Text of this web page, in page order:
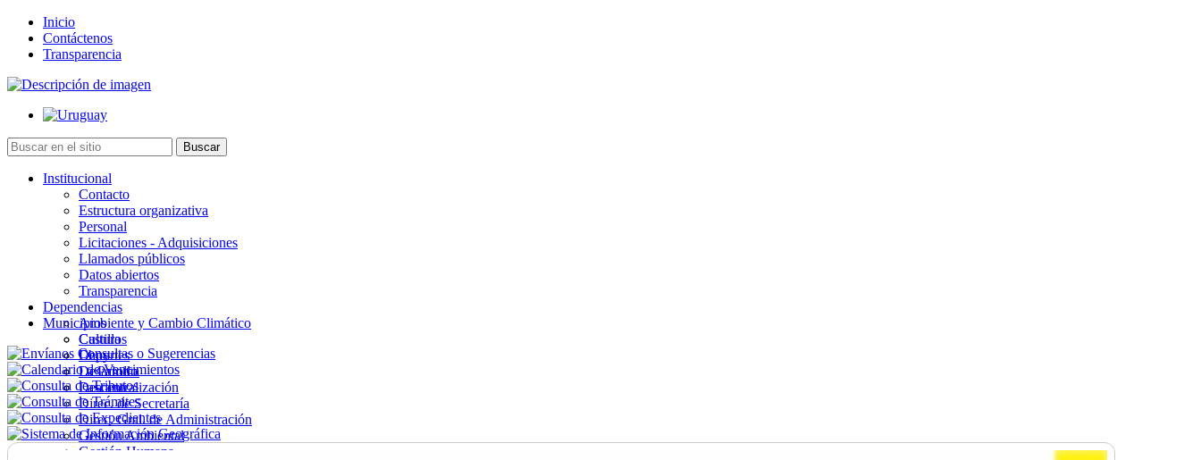
Inicio
Contáctenos
Transparencia
Institucional
Contacto
Estructura organizativa
Personal
Licitaciones - Adquisiciones
Llamados públicos
Datos abiertos
Transparencia
Dependencias
Ambiente y Cambio Climático
Cultura
Deportes
Desarrollo
Descentralización
Direc. de Secretaría
Direc. Gral. de Administración
Gestión Ambiental
Gestión Humana
Municipios
Castillos
Chuy
La Paloma
Lascano